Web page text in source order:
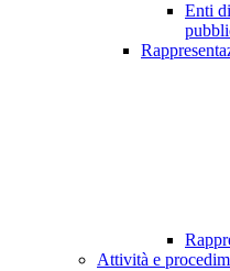
Enti
Attività e